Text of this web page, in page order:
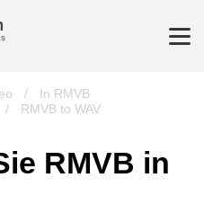
/
In RMVB
/ RMVB to WAV
RMVB in